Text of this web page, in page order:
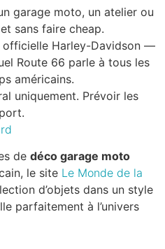
garage moto, un atelier ou
sans faire cheap.
officielle Harley-Davidson —
Route 66 parle à tous les
américains.
uniquement. Prévoir les
de déco garage moto
le site Le Monde de la
d’objets dans un style
parfaitement à l’univers